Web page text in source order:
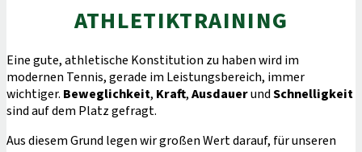
ATHLETIKTRAINING
Eine gute, athletische Konstitution zu haben wird im
modernen Tennis, gerade im Leistungsbereich, immer
wichtiger. Beweglichkeit, Kraft,AusdauerundSchnelligkeit
sind auf dem Platz gefragt.
Aus diesem Grund legen wir großen Wert darauf, für unseren